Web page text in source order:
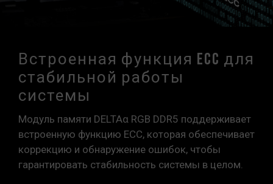
Встроенная функция ECC для
стабильной работы
системы
Модуль памяти DELTAα RGB DDR5 поддерживает
встроенную функцию ECC, которая обеспечивает
коррекцию и обнаружение ошибок, чтобы
гарантировать стабильность системы в целом.